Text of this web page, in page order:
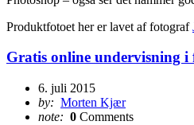
Produktfotoet her er lavet af fotograf
Gratis online undervisning
6. juli 2015
by: Morten Kjær
note: 0 Comments